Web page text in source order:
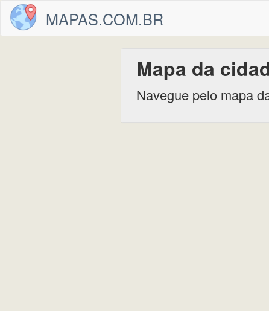
MAPAS.COM.BR
Mapa da
Navegue pelo mapa